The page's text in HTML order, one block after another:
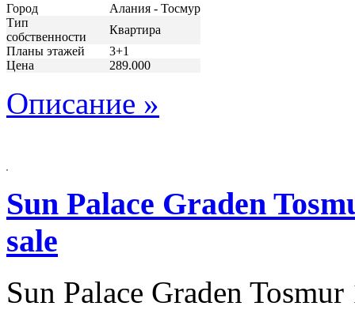
Город
Алания - Тосмур
Тип
собственности
Квартира
Планы этажей
3+1
Цена
289.000
Описание »
Sun Palace Graden
sale
Sun Palace Graden